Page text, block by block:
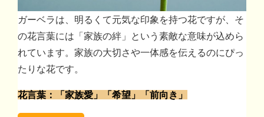
ガーベラは、明るくて元気な印象を持つ花ですが、そ
の花言葉には「家族の絆」という素敵な意味が込めら
れています。家族の大切さや一体感を伝えるのにぴっ
たりな花です。
花言葉：「家族愛」「希望」「前向き」